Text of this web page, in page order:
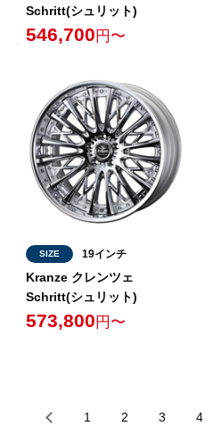
Schritt(シュリット)
546,700 円〜
SIZE 19インチ
Kranze クレンツェ
Schritt(シュリット)
573,800 円〜
1 2 3 4